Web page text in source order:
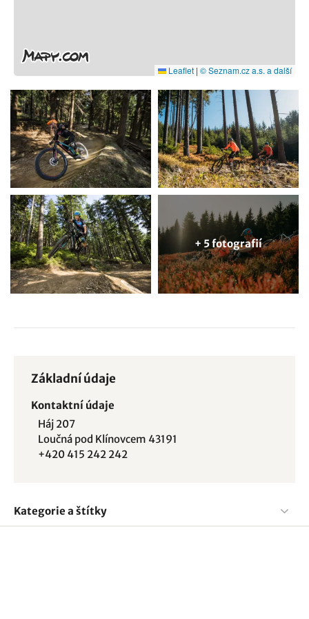
Leaflet | © Seznam.cz a.s. a další
+ 5 fotografií
Základní údaje
Kontaktní údaje
Háj 207
Loučná pod Klínovcem 43191
+420 415 242 242
Kategorie a štítky